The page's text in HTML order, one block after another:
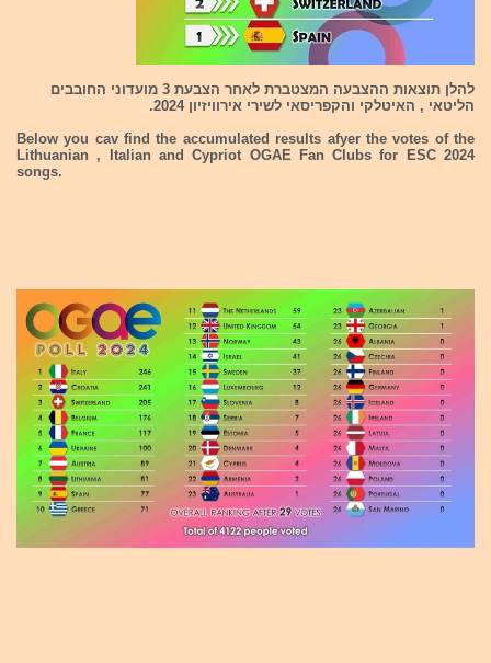
להלן תוצאות ההצבעה המצטברת לאחר הצבעת 3 מועדוני החובבים
הליטאי , האיטלקי והקפריסאי לשירי אירוויזיון 2024.
Below you cav find the accumulated results afyer the votes of the
Lithuanian , Italian and Cypriot OGAE Fan Clubs for ESC 2024
songs.